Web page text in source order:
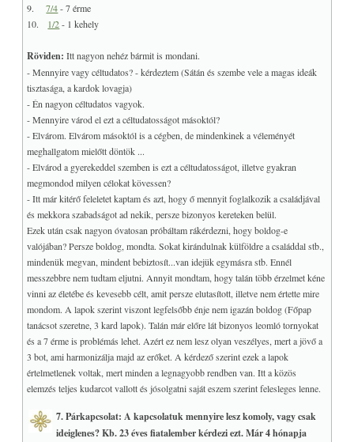
9.7/4- 7 érme
10. 1/2- 1 kehely
Röviden: Itt nagyon nehéz bármit is mondani.
- Mennyire vagy céltudatos? - kérdeztem (Sátán és szembe vele a magas ideák
tisztasága, a kardok lovagja)
- Én nagyon céltudatos vagyok.
- Mennyire várod el ezt a céltudatosságot másoktól?
- Elvárom. Elvárom másoktól is a cégben, de mindenkinek a véleményét
meghallgatom mielőtt döntök ...
- Elvárod a gyerekeddel szemben is ezt a céltudatosságot, illetve gyakran
megmondod milyen célokat kövessen?
- Itt már kitérő feleletet kaptam és azt, hogy ő mennyit foglalkozik a családjával
és mekkora szabadságot ad nekik, persze bizonyos kereteken belül.
Ezek után csak nagyon óvatosan próbáltam rákérdezni, hogy boldog-e
valójában? Persze boldog, mondta. Sokat kirándulnak külföldre a családdal stb.,
mindenük megvan, mindent bebiztosít...van idejük egymásra stb. Ennél
messzebbre nem tudtam eljutni. Annyit mondtam, hogy talán több érzelmet kéne
vinni az életébe és kevesebb célt, amit persze elutasított, illetve nem értette mire
mondom. A lapok szerint viszont legfelsőbb énje nem igazán boldog (Főpap
tanácsot szeretne, 3 kard lapok). Talán már előre lát bizonyos leomló tornyokat
és a 7 érme is problémás lehet. Azért ez nem lesz olyan veszélyes, mert a jövő a
3 bot, ami harmonizálja majd az erőket. A kérdező szerint ezek a lapok
értelmetlenek voltak, mert minden a legnagyobb rendben van. Itt a közös
elemzés teljes kudarcot vallott és jósolgatni saját eszem szerint felesleges lenne.
7. Párkapcsolat: A kapcsolatuk mennyire lesz komoly, vagy csak
ideiglenes? Kb. 23 éves fiatalember kérdezi ezt. Már 4 hónapja